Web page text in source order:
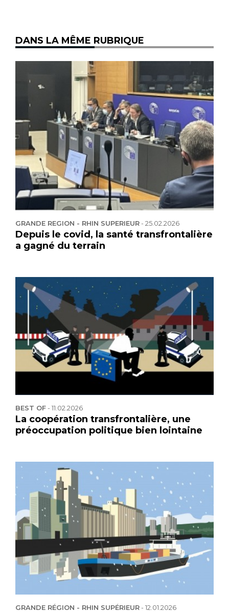
DANS LA MÊME RUBRIQUE
GRANDE REGION - RHIN SUPERIEUR-25.02.2026
Depuis le covid, la santé transfrontalière
a gagné du terrain
BEST OF-11.02.2026
La coopération transfrontalière, une
préoccupation politique bien lointaine
GRANDE RÉGION - RHIN SUPÉRIEUR-12.01.2026